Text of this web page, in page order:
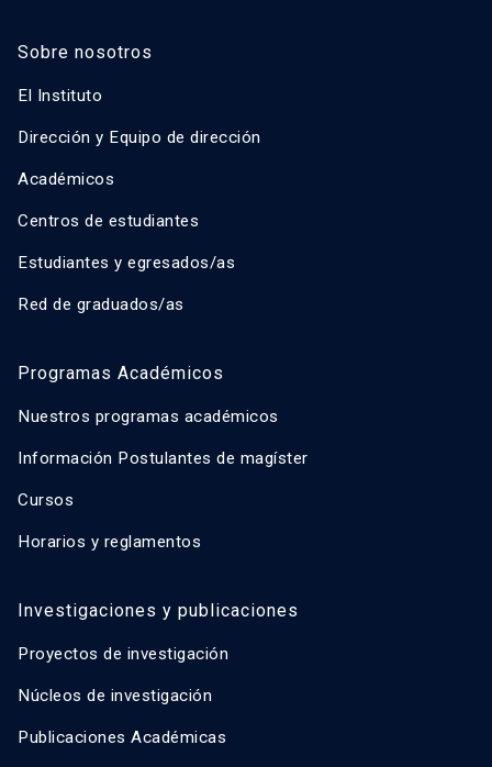
Sobre nosotros
El Instituto
Dirección y Equipo de dirección
Académicos
Centros de estudiantes
Estudiantes y egresados/as
Red de graduados/as
Programas Académicos
Nuestros programas académicos
Información Postulantes de magíster
Cursos
Horarios y reglamentos
Investigaciones y publicaciones
Proyectos de investigación
Núcleos de investigación
Publicaciones Académicas